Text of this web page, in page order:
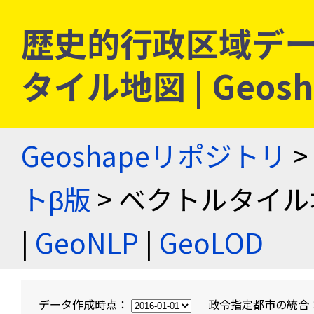
歴史的行政区域デ
タイル地図 |
Geoshapeリポジトリ >
トβ版 > ベクトルタイ
| GeoNLP | GeoLOD
データ作成時点： 政令指定都市の統